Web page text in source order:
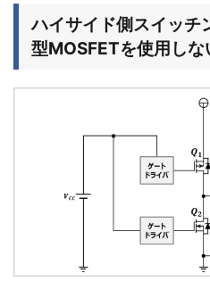
ハイサイド側スイッチ
型MOSFETを使用しな